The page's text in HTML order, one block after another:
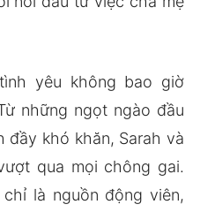
yêu không bao giờ
những ngọt ngào đầu
khó khăn, Sarah và
qua mọi chông gai.
là nguồn động viên,